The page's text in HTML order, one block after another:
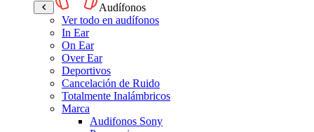
Audífonos
Ver todo en audífonos
In Ear
On Ear
Over Ear
Deportivos
Cancelación de Ruido
Totalmente Inalámbricos
Marca
Audifonos Sony